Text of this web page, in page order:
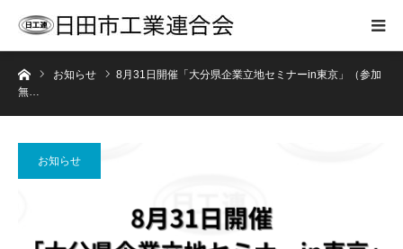
ホームお知らせ
8月31日開催「大分県企業立地セミナーin東京」（参加
無…
お知らせ